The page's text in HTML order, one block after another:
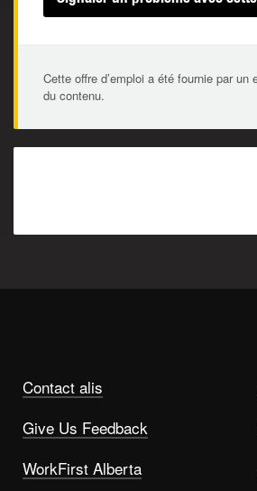
Cette offre d’emploi a été fournie par
du contenu.
Contact alis
Give Us Feedback
WorkFirst Alberta